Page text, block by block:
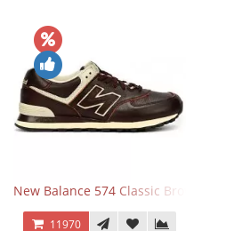
New Balance 574 Classic Brown White
11970